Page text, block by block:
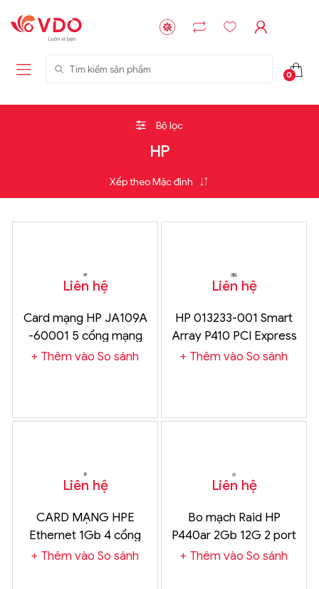
Tìm kiếm sản phẩm
0
Bộ lọc
HP
Liên hệ
Card mạng HP JA109A
-60001 5 cổng mạng
1Gbps
Thêm vào So sánh
Liên hệ
HP 013233-001 Smart
Array P410 PCI Express
x8 SAS LP RAID Card
Thêm vào So sánh
Liên hệ
CARD MẠNG HPE
Ethernet 1Gb 4 cổng
331FLR Adapter
Thêm vào So sánh
Liên hệ
Bo mạch Raid HP
P440ar 2Gb 12G 2 port
8087 card sas sp
Thêm vào So sánh